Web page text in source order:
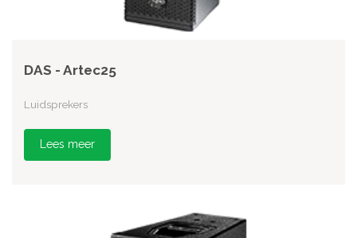
DAS - Artec25
Luidsprekers
Lees meer